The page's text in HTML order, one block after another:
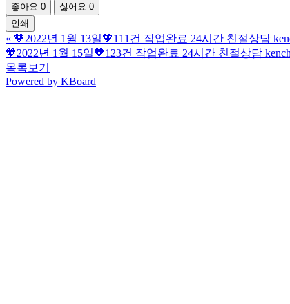
좋아요 0 싫어요 0
인쇄
« 🧡2022년 1월 13일🧡111건 작업완료 24시간 친절상담
🧡2022년 1월 15일🧡123건 작업완료 24시간 친절상담
목록보기
Powered by KBoard